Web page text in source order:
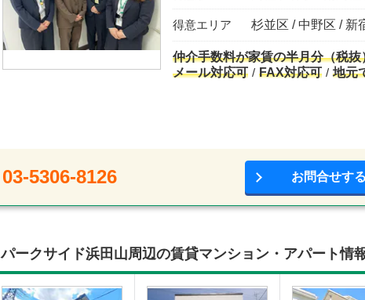
得意エリア 杉並区 / 中野区 / 新
仲介手数料が家賃の半月分（税抜
メール対応可
FAX対応可 地元
03-5306-8126 お問合せす
パークサイド浜田山周辺の賃貸マンション・アパート情